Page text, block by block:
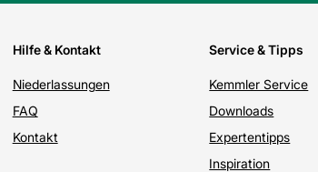
Hilfe & Kontakt
Niederlassungen
FAQ
Kontakt
Service & Tipps
Kemmler Service
Downloads
Expertentipps
Inspiration